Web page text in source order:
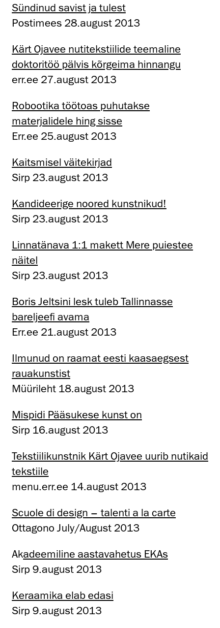
Sündinud savist ja tulest
Postimees 28.august 2013
Kärt Ojavee nutitekstiilide teemaline
doktoritöö pälvis kõrgeima hinnangu
err.ee 27.august 2013
Robootika töötoas puhutakse
materjalidele hing sisse
Err.ee 25.august 2013
Kaitsmisel väitekirjad
Sirp 23.august 2013
Kandideerige noored kunstnikud!
Sirp 23.august 2013
Linnatänava 1:1 makett Mere puiestee
näitel
Sirp 23.august 2013
Boris Jeltsini lesk tuleb Tallinnasse
bareljeefi avama
Err.ee 21.august 2013
Ilmunud on raamat eesti kaasaegsest
rauakunstist
Müürileht 18.august 2013
Mispidi Pääsukese kunst on
Sirp 16.august 2013
Tekstiilikunstnik Kärt Ojavee uurib nutikaid
tekstiile
menu.err.ee 14.august 2013
Scuole di design – talenti a la carte
Ottagono July/August 2013
Akadeemiline aastavahetus EKAs
Sirp 9.august 2013
Keraamika elab edasi
Sirp 9.august 2013